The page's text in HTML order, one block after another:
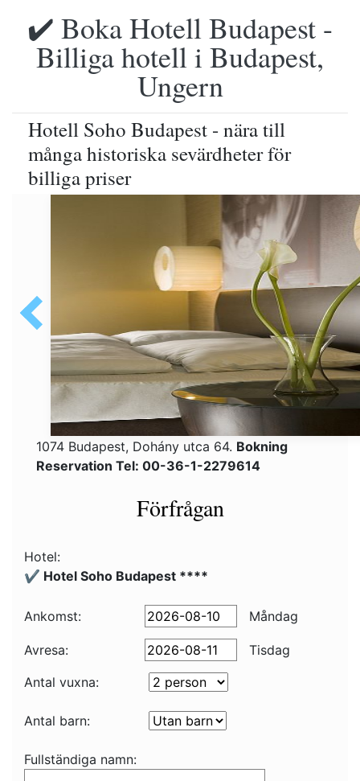
✔️ Boka Hotell Budapest -
Billiga hotell i Budapest,
Ungern
Hotell Soho Budapest - nära till
många historiska sevärdheter för
billiga priser
1074 Budapest, Dohány utca 64. Bokning
Reservation Tel: 00-36-1-2279614
Förfrågan
Hotel:
✔️ Hotel Soho Budapest ****
Ankomst: Måndag
Avresa:
Tisdag
Antal vuxna:
Antal barn:
Fullständiga namn: